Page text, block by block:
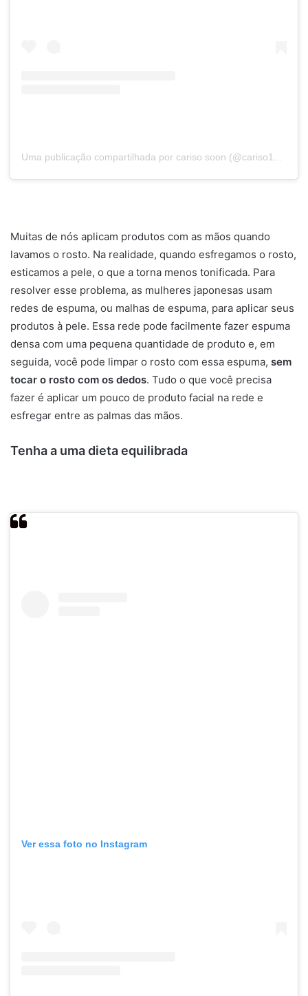
Muitas de nós aplicam produtos com as mãos quando
lavamos o rosto. Na realidade, quando esfregamos o rosto,
esticamos a pele, o que a torna menos tonificada. Para
resolver esse problema, as mulheres japonesas usam
redes de espuma, ou malhas de espuma, para aplicar seus
produtos à pele. Essa rede pode facilmente fazer espuma
densa com uma pequena quantidade de produto e, em
seguida, você pode limpar o rosto com essa espuma, sem
tocar o rosto com os dedos. Tudo o que você precisa
fazer é aplicar um pouco de produto facial na rede e
esfregar entre as palmas das mãos.
Tenha a uma dieta equilibrada
Ver essa foto no Instagram